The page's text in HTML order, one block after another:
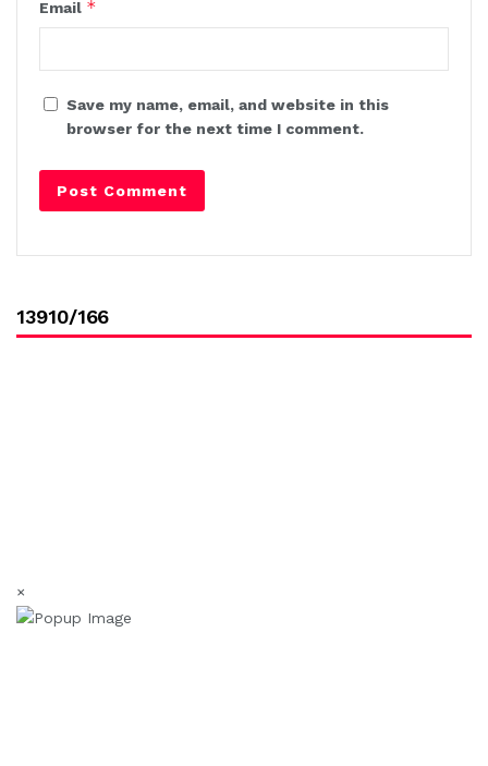
Email *
Save my name, email, and website in this
browser for the next time I comment.
13910/166
×